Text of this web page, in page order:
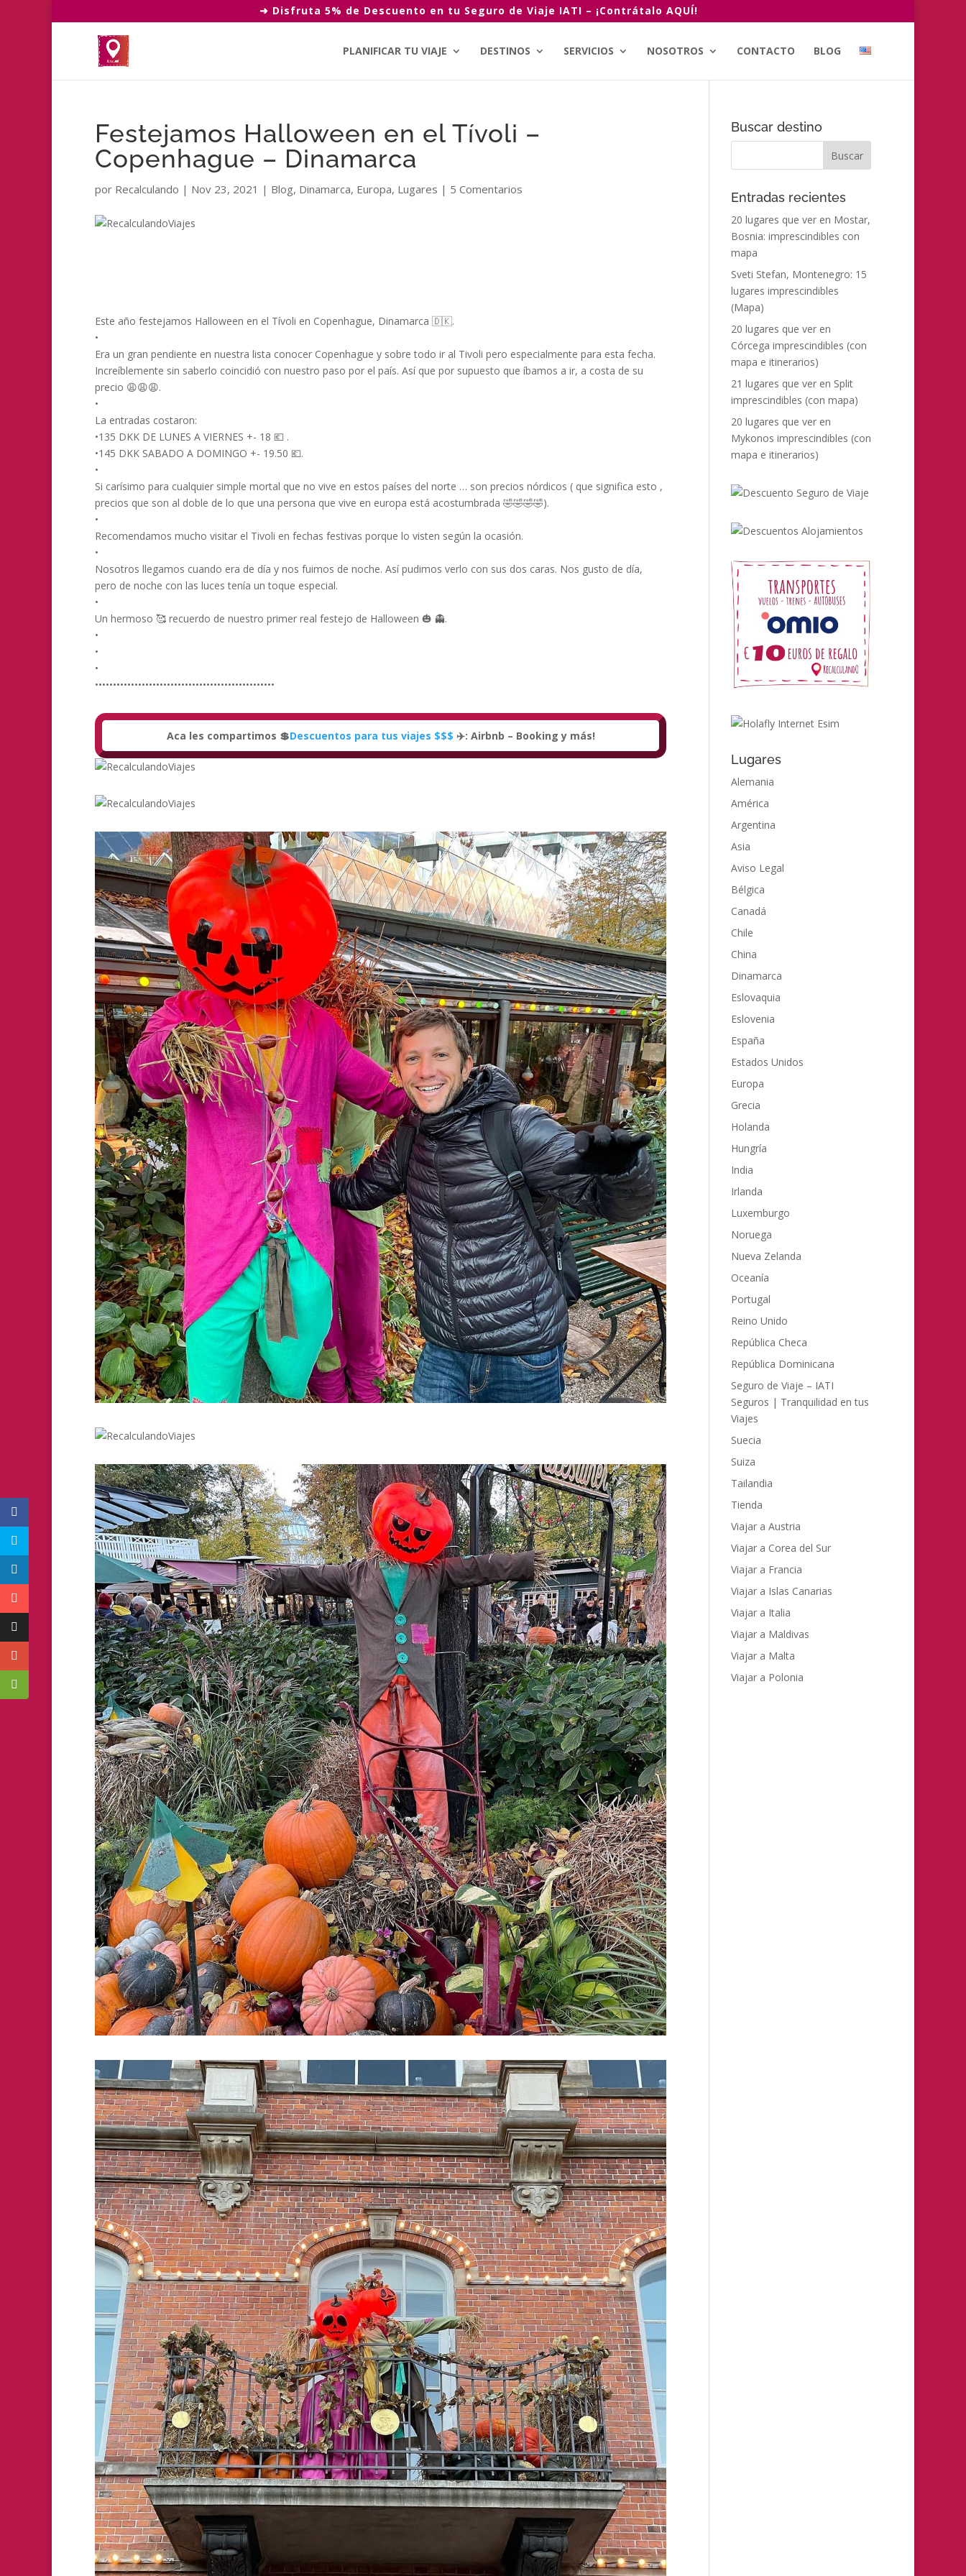
➜ Disfruta 5% de Descuento en tu Seguro de Viaje IATI – ¡Contrátalo AQUÍ!
PLANIFICAR TU VIAJE DESTINOS SERVICIOS NOSOTROS CONTACTO BLOG
Festejamos Halloween en el Tívoli –
Copenhague – Dinamarca
por Recalculando | Nov 23, 2021 | Blog, Dinamarca, Europa, Lugares | 5 Comentarios
Este año festejamos Halloween en el Tívoli en Copenhague, Dinamarca 🇩🇰.
•
Era un gran pendiente en nuestra lista conocer Copenhague y sobre todo ir al Tivoli pero especialmente para esta fecha.
Increíblemente sin saberlo coincidió con nuestro paso por el país. Así que por supuesto que íbamos a ir, a costa de su
precio 😩😩😩.
•
La entradas costaron:
•135 DKK DE LUNES A VIERNES +- 18 💶 .
•145 DKK SABADO A DOMINGO +- 19.50 💶.
•
Si carísimo para cualquier simple mortal que no vive en estos países del norte … son precios nórdicos ( que significa esto ,
precios que son al doble de lo que una persona que vive en europa está acostumbrada 🤣🤣🤣🤣).
•
Recomendamos mucho visitar el Tivoli en fechas festivas porque lo visten según la ocasión.
•
Nosotros llegamos cuando era de día y nos fuimos de noche. Así pudimos verlo con sus dos caras. Nos gusto de día,
pero de noche con las luces tenía un toque especial.
•
Un hermoso 🥰 recuerdo de nuestro primer real festejo de Halloween 🎃 👻.
•
•
•
••••••••••••••••••••••••••••••••••••••••••••••••••
Aca les compartimos 💲Descuentos para tus viajes $$$ ✈️: Airbnb – Booking y más!
Buscar destino
Entradas recientes
20 lugares que ver en Mostar,
Bosnia: imprescindibles con
mapa
Sveti Stefan, Montenegro: 15
lugares imprescindibles
(Mapa)
20 lugares que ver en
Córcega imprescindibles (con
mapa e itinerarios)
21 lugares que ver en Split
imprescindibles (con mapa)
20 lugares que ver en
Mykonos imprescindibles (con
mapa e itinerarios)
Lugares
Alemania
América
Argentina
Asia
Aviso Legal
Bélgica
Canadá
Chile
China
Dinamarca
Eslovaquia
Eslovenia
España
Estados Unidos
Europa
Grecia
Holanda
Hungría
India
Irlanda
Luxemburgo
Noruega
Nueva Zelanda
Oceanía
Portugal
Reino Unido
República Checa
República Dominicana
Seguro de Viaje – IATI
Seguros | Tranquilidad en tus
Viajes
Suecia
Suiza
Tailandia
Tienda
Viajar a Austria
Viajar a Corea del Sur
Viajar a Francia
Viajar a Islas Canarias
Viajar a Italia
Viajar a Maldivas
Viajar a Malta
Viajar a Polonia